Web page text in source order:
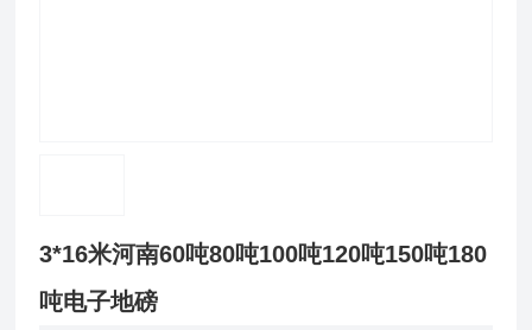
3*16米河南60吨80吨100吨120吨150吨180
吨电子地磅